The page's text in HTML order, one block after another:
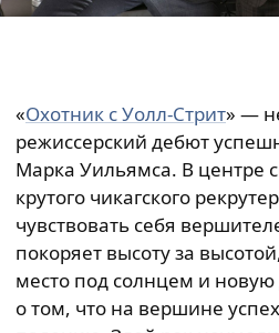
«Охотник с Уолл-Стрит» —
режиссерский дебют
Марка Уильямса. В центре
крутого чикагского
чувствовать себя
покоряет высоту за
место под солнцем и
о том, что на вершине